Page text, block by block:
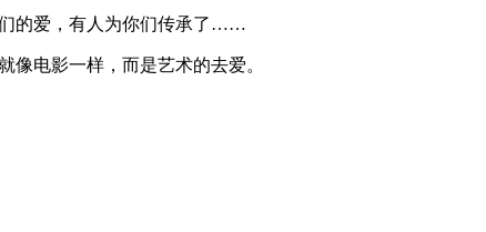
们的爱，有人为你们传承了……
电影一样，而是艺术的去爱。